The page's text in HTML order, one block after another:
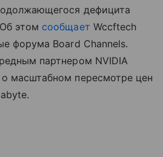
дефицита
этом сообщает Wccftech
форума Board Channels.
партнером NVIDIA
масштабном пересмотре цен